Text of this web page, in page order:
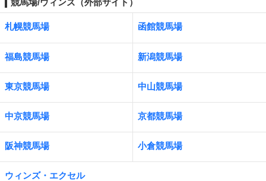
競馬場/ウィンズ（外部サイト）
札幌競馬場 函館競馬場
福島競馬場 新潟競馬場
東京競馬場 中山競馬場
中京競馬場 京都競馬場
阪神競馬場 小倉競馬場
ウィンズ・エクセル